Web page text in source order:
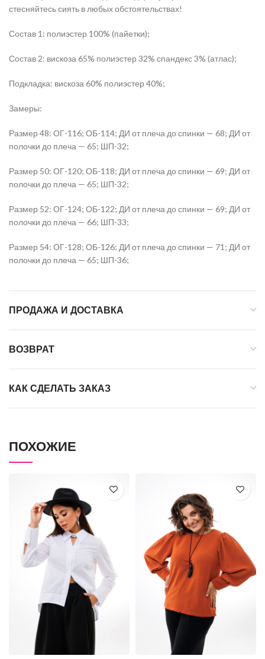
стесняйтесь сиять в любых обстоятельствах!
Состав 1: полиэстер 100% (пайетки);
Состав 2: вискоза 65% полиэстер 32% спандекс 3% (атлас);
Подкладка: вискоза 60% полиэстер 40%;
Замеры:
Размер 48: ОГ-116; ОБ-114; ДИ от плеча до спинки — 68; ДИ от
полочки до плеча — 65; ШП-32;
Размер 50: ОГ-120; ОБ-118; ДИ от плеча до спинки — 69; ДИ от
полочки до плеча — 65; ШП-32;
Размер 52: ОГ-124; ОБ-122; ДИ от плеча до спинки — 69; ДИ от
полочки до плеча — 66; ШП-33;
Размер 54: ОГ-128; ОБ-126; ДИ от плеча до спинки — 71; ДИ от
полочки до плеча — 65; ШП-36;
ПРОДАЖА И ДОСТАВКА
ВОЗВРАТ
КАК СДЕЛАТЬ ЗАКАЗ
ПОХОЖИЕ